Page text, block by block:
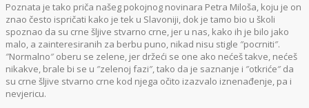
Poznata je tako priča našeg pokojnog novinara Petra Miloša, koju je on
znao često ispričati kako je tek u Slavoniji, dok je tamo bio u školi
spoznao da su crne šljive stvarno crne, jer u nas, kako ih je bilo jako
malo, a zainteresiranih za berbu puno, nikad nisu stigle ″pocrniti″.
″Normalno″ oberu se zelene, jer držeći se one ako nećeš takve, nećeš
nikakve, brale bi se u ″zelenoj fazi″, tako da je saznanje i ″otkriće″ da
su crne šljive stvarno crne kod njega očito izazvalo iznenađenje, pa i
nevjericu.